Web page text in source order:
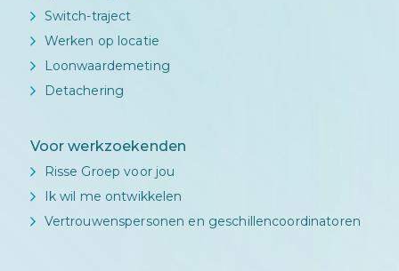
Switch-traject
Werken op locatie
Loonwaardemeting
Detachering
Voor werkzoekenden
Risse Groep voor jou
Ik wil me ontwikkelen
Vertrouwenspersonen en geschillencoordinatoren